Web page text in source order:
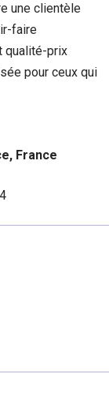
une clientèle
faire
qualité-prix
pour ceux qui
France